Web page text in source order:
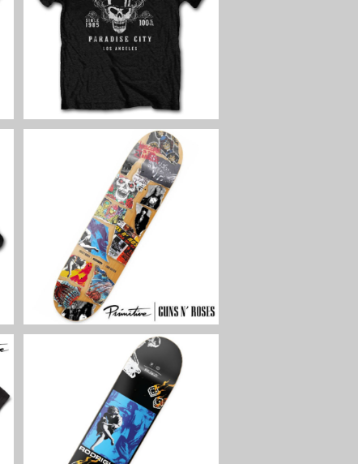
GUNS N' ROSES 100% Volu
me Tシャツ ブラック ガンズ・
アンド・ローゼズ ハードロッ
ク メタル グッズ
¥3,960
PRIMITIVE × GUNS N' ROSE
S SUNSET TEAM Deck MUL
TI スケートボードデッキ ガン
ズ・アンド・ローゼズ プリミ
ティブ
¥15,400
SOLD OUT
PRIMITIVE × GUNS N' ROSE
S Rodriguez Estranged De
ck Black Digital Print スケ
¥14,850
SOLD OUT